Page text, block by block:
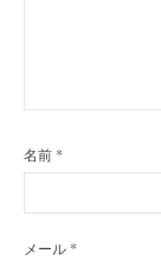
名前 *
メール *